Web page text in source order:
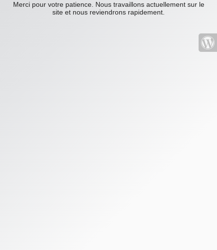
Merci pour votre patience. Nous travaillons actuellement sur le
site et nous reviendrons rapidement.